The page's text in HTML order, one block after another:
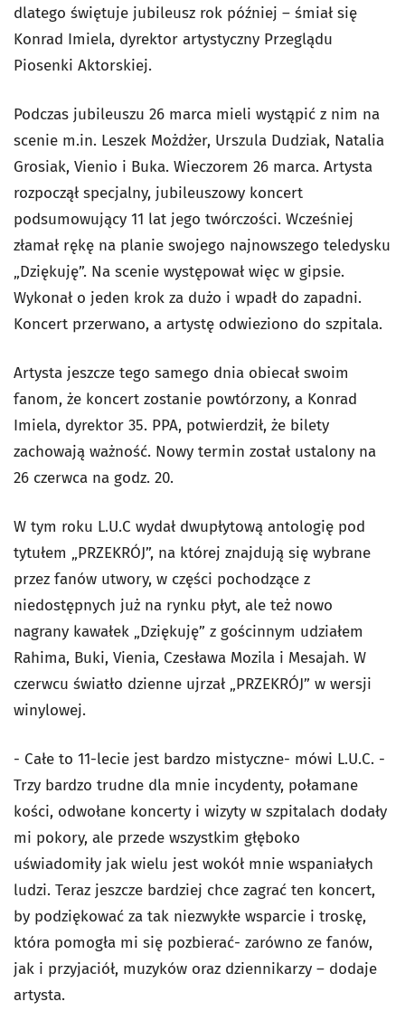
dlatego świętuje jubileusz rok później – śmiał się
Konrad Imiela, dyrektor artystyczny Przeglądu
Piosenki Aktorskiej.
Podczas jubileuszu 26 marca mieli wystąpić z nim na
scenie m.in. Leszek Możdżer, Urszula Dudziak, Natalia
Grosiak, Vienio i Buka. Wieczorem 26 marca. Artysta
rozpoczął specjalny, jubileuszowy koncert
podsumowujący 11 lat jego twórczości. Wcześniej
złamał rękę na planie swojego najnowszego teledysku
„Dziękuję”. Na scenie występował więc w gipsie.
Wykonał o jeden krok za dużo i wpadł do zapadni.
Koncert przerwano, a artystę odwieziono do szpitala.
Artysta jeszcze tego samego dnia obiecał swoim
fanom, że koncert zostanie powtórzony, a Konrad
Imiela, dyrektor 35. PPA, potwierdził, że bilety
zachowają ważność. Nowy termin został ustalony na
26 czerwca na godz. 20.
W tym roku L.U.C wydał dwupłytową antologię pod
tytułem „PRZEKRÓJ”, na której znajdują się wybrane
przez fanów utwory, w części pochodzące z
niedostępnych już na rynku płyt, ale też nowo
nagrany kawałek „Dziękuję” z gościnnym udziałem
Rahima, Buki, Vienia, Czesława Mozila i Mesajah. W
czerwcu światło dzienne ujrzał „PRZEKRÓJ” w wersji
winylowej.
- Całe to 11-lecie jest bardzo mistyczne- mówi L.U.C. -
Trzy bardzo trudne dla mnie incydenty, połamane
kości, odwołane koncerty i wizyty w szpitalach dodały
mi pokory, ale przede wszystkim głęboko
uświadomiły jak wielu jest wokół mnie wspaniałych
ludzi. Teraz jeszcze bardziej chce zagrać ten koncert,
by podziękować za tak niezwykłe wsparcie i troskę,
która pomogła mi się pozbierać- zarówno ze fanów,
jak i przyjaciół, muzyków oraz dziennikarzy – dodaje
artysta.